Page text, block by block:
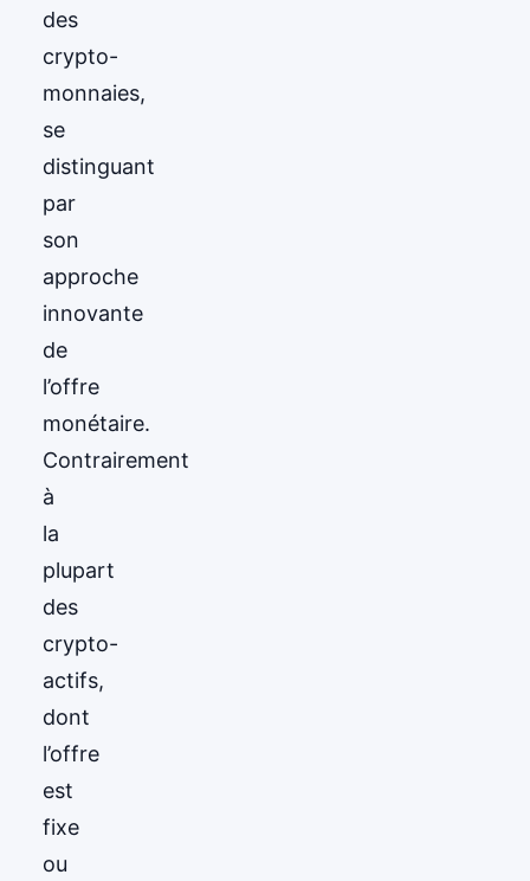
des
crypto-
monnaies,
se
distinguant
par
son
approche
innovante
de
l’offre
monétaire.
Contrairement
à
la
plupart
des
crypto-
actifs,
dont
l’offre
est
fixe
ou